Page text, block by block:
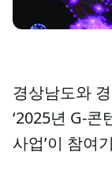
경상남도와
‘2025년 G-
사업’이 참여